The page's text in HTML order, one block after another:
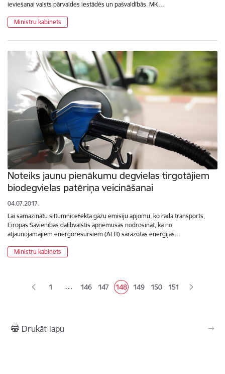
ieviešanai valsts pārvaldes iestādēs un pašvaldībās. MK…
Ministru kabinets
Noteiks jaunu pienākumu degvielas tirgotājiem
biodegvielas patēriņa veicināšanai
04.07.2017.
Lai samazinātu siltumnīcefekta gāzu emisiju apjomu, ko rada transports,
Eiropas Savienības dalībvalstis apņēmušās nodrošināt, ka no
atjaunojamajiem energoresursiem (AER) saražotas enerģijas…
Ministru kabinets
1 … Lapa
146 Lapa
147 Pašreizējā lapa
148 Lapa
149 Lapa
150 151
Drukāt lapu